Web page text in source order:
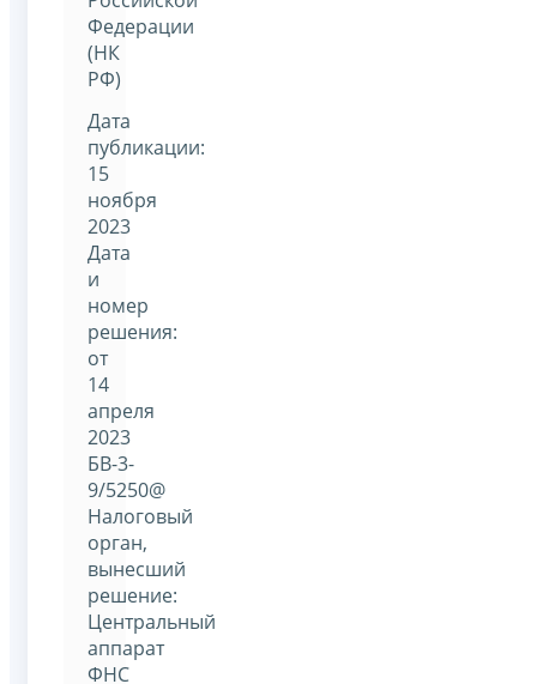
Федерации
(НК
РФ)
Дата
публикации:
15
ноября
2023
Дата
и
номер
решения:
от
14
апреля
2023
БВ-3-
9/5250@
Налоговый
орган,
вынесший
решение:
Центральный
аппарат
ФНС